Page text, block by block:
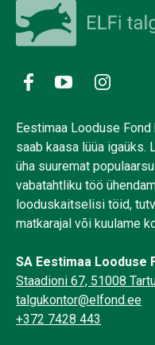
Eestimaa Looduse
saab kaasa lüüa igaüks.
üha suuremat
vabatahtliku töö
looduskaitselisi töid,
matkarajal või kuulame
SA Eestimaa Looduse
Staadioni 67, 51008
talgukontor@elfond.ee
+372 7428 443